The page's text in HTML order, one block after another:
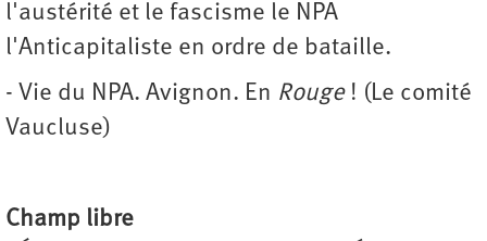
l'austérité et le fascisme le NPA
l'Anticapitaliste en ordre de bataille.
- Vie du NPA. Avignon. En Rouge! (Le comité
Vaucluse)
Champ libre